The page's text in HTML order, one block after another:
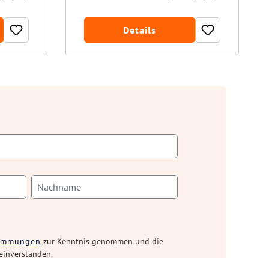
Details
zur Kenntnis genommen und die